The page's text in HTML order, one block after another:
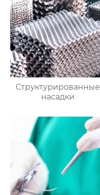
Структурированные
насадки